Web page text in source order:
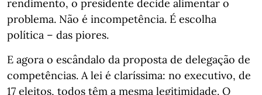
rendimento, o presidente decide alimentar o
problema. Não é incompetência. É escolha
política – das piores.
E agora o escândalo da proposta de delegação de
competências. A lei é claríssima: no executivo, de
17 eleitos, todos têm a mesma legitimidade. O